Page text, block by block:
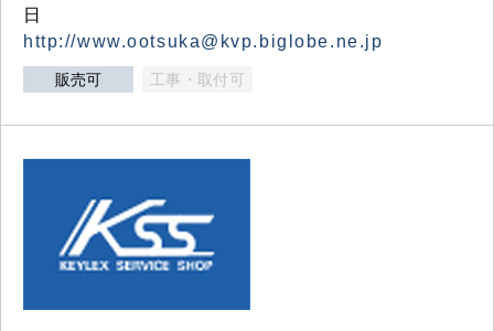
日
http://www.ootsuka@kvp.biglobe.ne.jp
販売可 工事・取付可